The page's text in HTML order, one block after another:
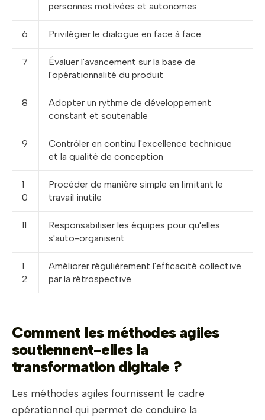
personnes motivées et autonomes
6 Privilégier le dialogue en face à face
7
Évaluer l'avancement sur la base de
l'opérationnalité du produit
8
Adopter un rythme de développement
constant et soutenable
9
Contrôler en continu l'excellence technique
et la qualité de conception
1
0
Procéder de manière simple en limitant le
travail inutile
11
Responsabiliser les équipes pour qu'elles
s'auto-organisent
1
2
Améliorer régulièrement l'efficacité collective
par la rétrospective
Comment les méthodes agiles
soutiennent-elles la
transformation digitale ?
Les méthodes agiles fournissent le cadre
opérationnel qui permet de conduire la